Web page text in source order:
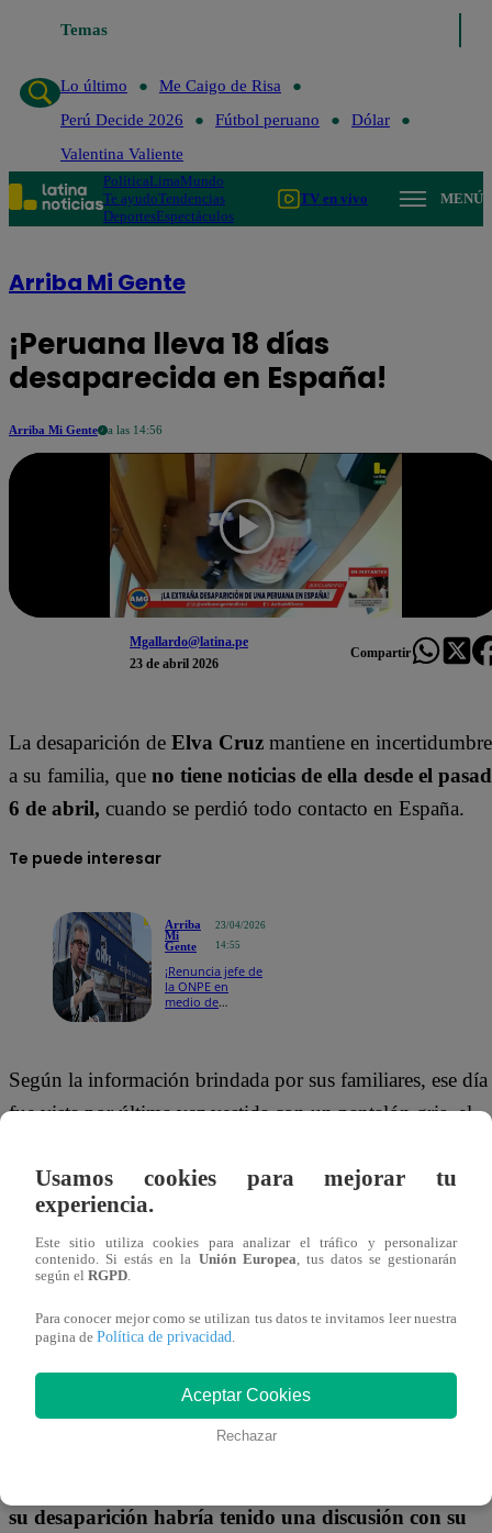
Temas
Lo último
Me Caigo de Risa
Perú Decide 2026
Fútbol peruano
Dólar
Valentina Valiente
PolíticaLimaMundo
Te ayudoTendencias
DeportesEspectáculos
TV en vivo MENÚ
Arriba Mi Gente
¡Peruana lleva 18 días
desaparecida en España!
Arriba Mi Gente a las 14:56
Mgallardo@latina.pe
23 de abril 2026
Compartir
La desaparición de Elva Cruz mantiene en incertidumbre
a su familia, que no tiene noticias de ella desde el
6 de abril, cuando se perdió todo contacto en España.
Te puede interesar
Arriba
Mi
Gente
23/04/2026
14:55
¡Renuncia jefe de
la ONPE en
medio de
Según la información brindada por sus familiares, ese día
fue vista por última vez vestida con un pantalón gris, el
y una maleta.
Desde entonces, no se ha vuelto a
comunicar, a pesar de que mantenía contacto diario
con sus hijos.
Nació en Pacasmayo y emigró con su familia a Chile,
decidió trasladarse a España, en la provincia de
donde trabajaba como administradora.
su desaparición habría tenido una discusión con su
Usamos cookies para mejorar tu
experiencia.
Este sitio utiliza cookies para analizar el tráfico y personalizar
contenido. Si estás en la Unión Europea, tus datos se gestionarán
según el RGPD.
Para conocer mejor como se utilizan tus datos te invitamos leer nuestra
pagina de Política de privacidad.
Aceptar Cookies
Rechazar